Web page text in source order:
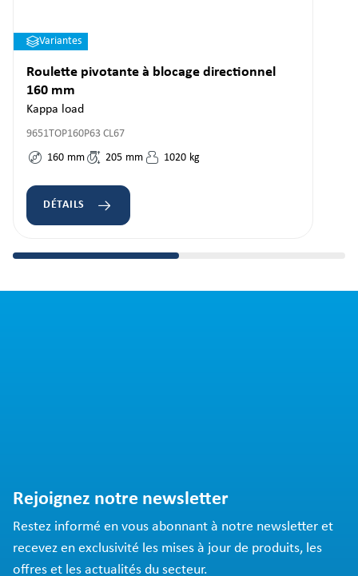
Variantes
Roulette pivotante à blocage directionnel
160 mm
Kappa load
9651TOP160P63 CL67
160 mm 205 mm 1020 kg
DÉTAILS
Rejoignez notre newsletter
Restez informé en vous abonnant à notre newsletter et
recevez en exclusivité les mises à jour de produits, les
offres et les actualités du secteur.